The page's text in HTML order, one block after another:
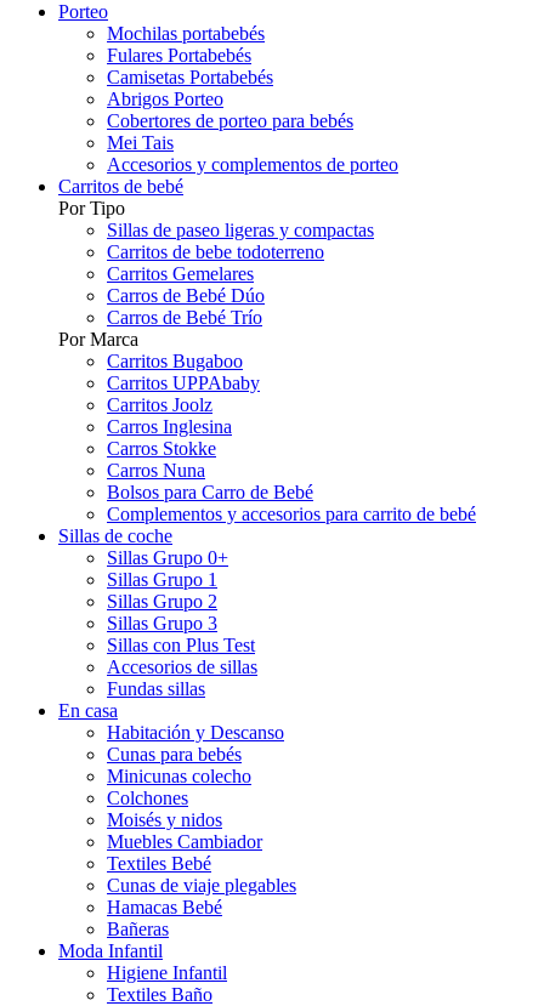
Porteo
Mochilas portabebés
Fulares Portabebés
Camisetas Portabebés
Abrigos Porteo
Cobertores de porteo para bebés
Mei Tais
Accesorios y complementos de porteo
Carritos de bebé
Por Tipo
Sillas de paseo ligeras y compactas
Carritos de bebe todoterreno
Carritos Gemelares
Carros de Bebé Dúo
Carros de Bebé Trío
Por Marca
Carritos Bugaboo
Carritos UPPAbaby
Carritos Joolz
Carros Inglesina
Carros Stokke
Carros Nuna
Bolsos para Carro de Bebé
Complementos y accesorios para carrito de bebé
Sillas de coche
Sillas Grupo 0+
Sillas Grupo 1
Sillas Grupo 2
Sillas Grupo 3
Sillas con Plus Test
Accesorios de sillas
Fundas sillas
En casa
Habitación y Descanso
Cunas para bebés
Minicunas colecho
Colchones
Moisés y nidos
Muebles Cambiador
Textiles Bebé
Cunas de viaje plegables
Hamacas Bebé
Bañeras
Moda Infantil
Higiene Infantil
Textiles Baño